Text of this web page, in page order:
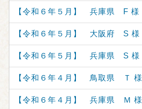
【令和６年５月】 兵庫県 F 様
【令和６年５月】 大阪府 S 様
【令和６年５月】 兵庫県 S 様
【令和６年４月】 鳥取県 Ｔ 様
【令和６年４月】 兵庫県 Ｍ 様